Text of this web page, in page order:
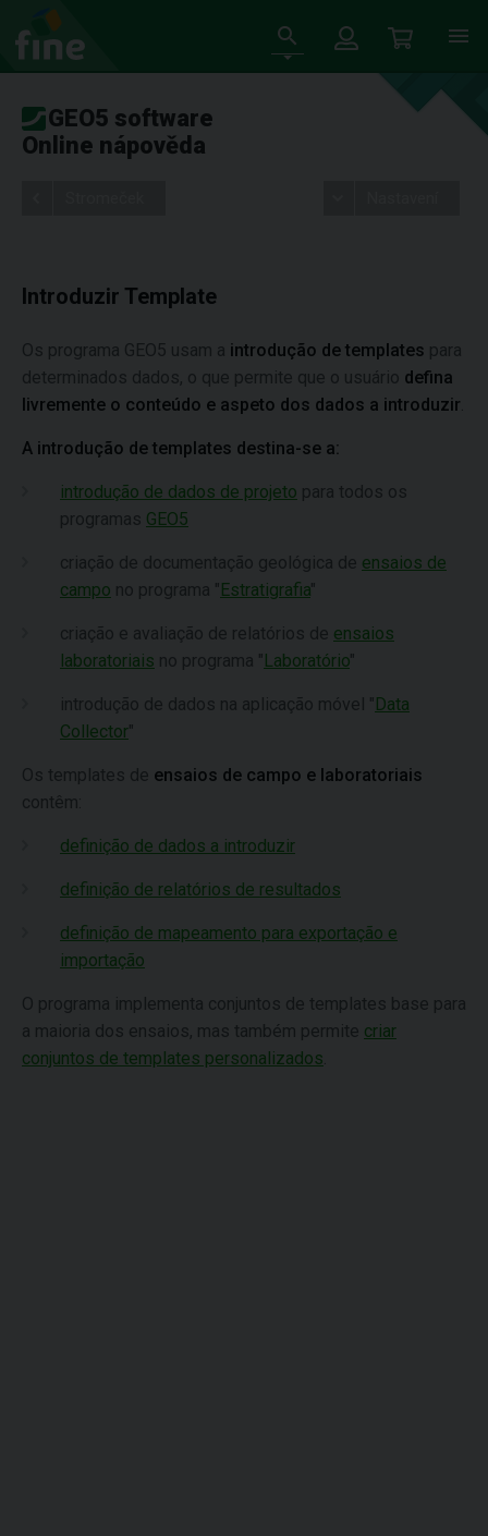
GEO5 software
Online nápověda
Introduzir Template
Os programa GEO5 usam a introdução de templates para
determinados dados, o que permite que o usuário defina
livremente o conteúdo e aspeto dos dados a introduzir
A introdução de templates destina-se a:
introdução de dados de projeto para todos os
programas GEO5
criação de documentação geológica de ensaios de
campo no programa "Estratigrafia"
criação e avaliação de relatórios de ensaios
laboratoriais no programa "Laboratório"
introdução de dados na aplicação móvel "Data
Collector"
Os templates de ensaios de campo e laboratoriais
contêm:
definição de dados a introduzir
definição de relatórios de resultados
definição de mapeamento para exportação e
importação
O programa implementa conjuntos de templates base para
a maioria dos ensaios, mas também permite criar
conjuntos de templates personalizados